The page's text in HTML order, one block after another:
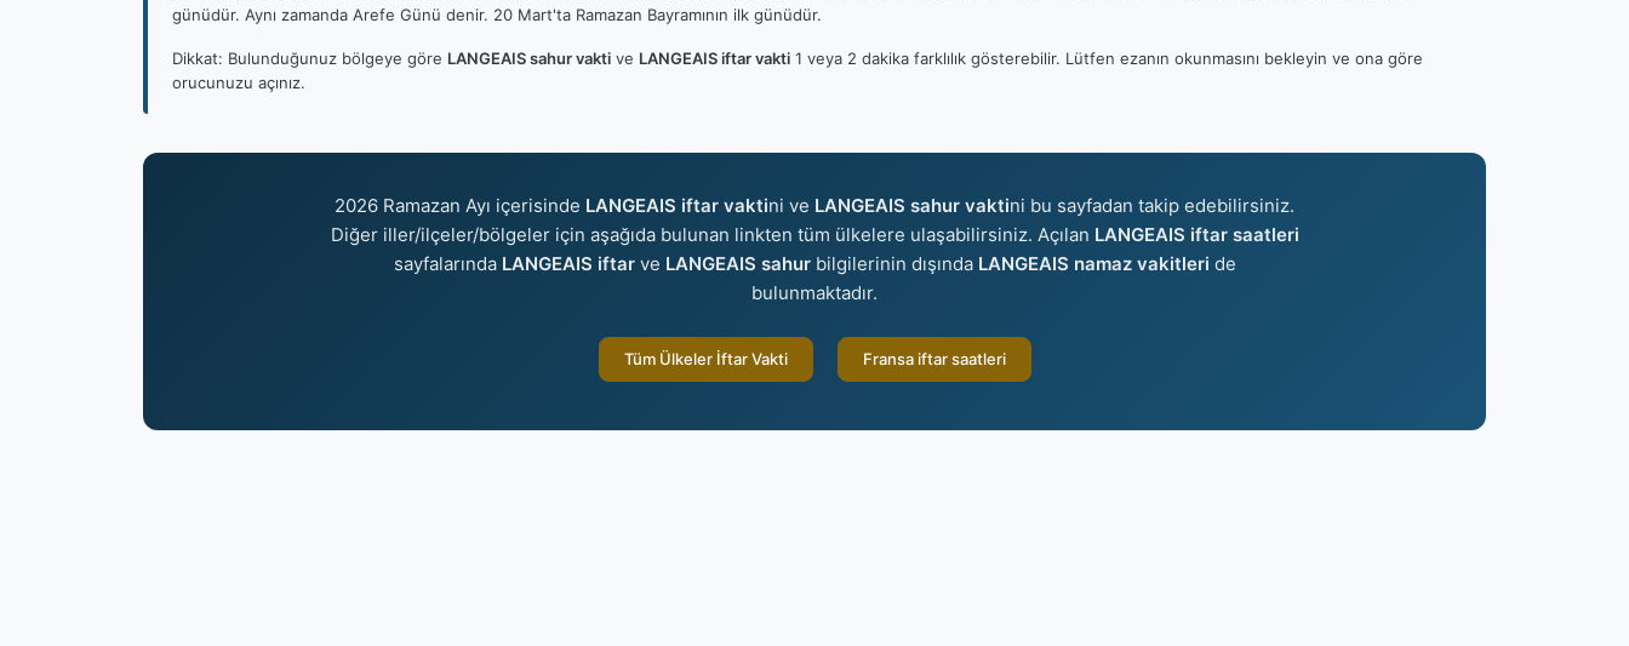
günüdür. Aynı zamanda Arefe Günü denir. 20 Mart'ta Ramazan Bayramının ilk günüdür.
Dikkat: Bulunduğunuz bölgeye göre LANGEAIS sahur vakti ve LANGEAIS iftar vakti 1 veya 2 dakika farklılık gösterebilir. Lütfen ezanın okunmasını bekleyin ve ona göre
orucunuzu açınız.
2026 Ramazan Ayı içerisinde LANGEAIS iftar vaktini ve LANGEAIS sahur vaktini bu sayfadan takip edebilirsiniz.
Diğer iller/ilçeler/bölgeler için aşağıda bulunan linkten tüm ülkelere ulaşabilirsiniz. Açılan LANGEAIS iftar saatleri
sayfalarında LANGEAIS iftarve LANGEAIS sahurbilgilerinin dışında LANGEAIS namaz vakitleri de
bulunmaktadır.
Tüm Ülkeler İftar Vakti Fransa iftar saatleri